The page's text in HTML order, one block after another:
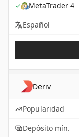
✓
MetaTrader 4
Español
Deriv
Popularidad
Depósito mín.